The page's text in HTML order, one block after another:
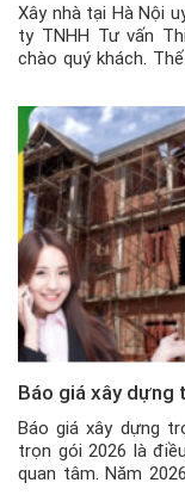
Xây nhà tại Hà Nội
ty TNHH Tư vấn
chào quý khách.
Báo giá xây dựng
Báo giá xây dựng
trọn gói 2026 là
quan tâm. Năm